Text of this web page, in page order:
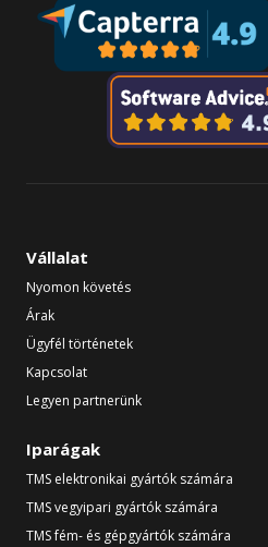
Vállalat
Nyomon követés
Árak
Ügyfél történetek
Kapcsolat
Legyen partnerünk
Iparágak
TMS elektronikai gyártók számára
TMS vegyipari gyártók számára
TMS fém- és gépgyártók számára